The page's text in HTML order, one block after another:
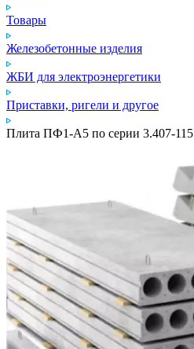
Товары
Железобетонные изделия
ЖБИ для электроэнергетики
Приставки, ригели и другое
Плита ПФ1‑А5 по серии 3.407‑115